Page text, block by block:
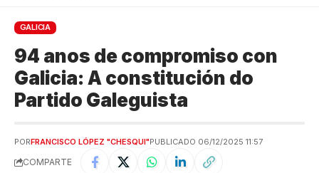
GALICIA
94 anos de compromiso con
Galicia: A constitución do
Partido Galeguista
PORFRANCISCO LÓPEZ "CHESQUI"PUBLICADO 06/12/2025 11:57
COMPARTE